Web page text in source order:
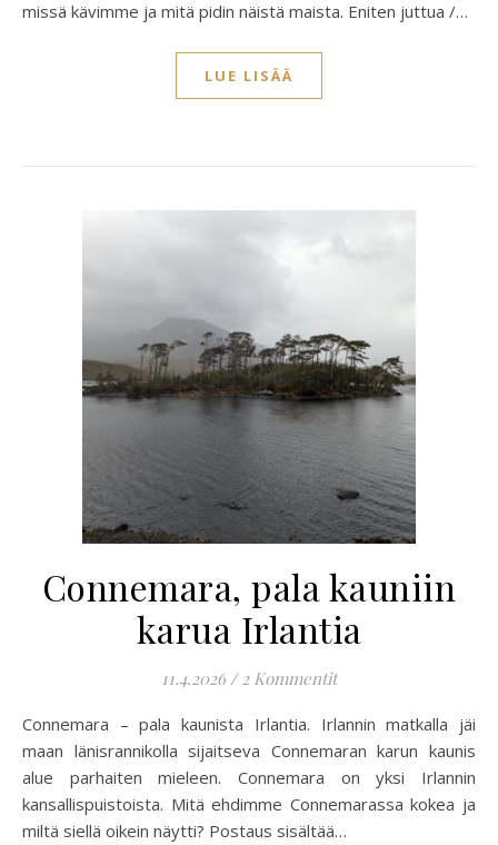
missä kävimme ja mitä pidin näistä maista. Eniten juttua /…
LUE LISÄÄ
Connemara, pala kauniin
karua Irlantia
11.4.2026 / 2 Kommentit
Connemara – pala kaunista Irlantia. Irlannin matkalla jäi
maan länisrannikolla sijaitseva Connemaran karun kaunis
alue parhaiten mieleen. Connemara on yksi Irlannin
kansallispuistoista. Mitä ehdimme Connemarassa kokea ja
miltä siellä oikein näytti? Postaus sisältää…